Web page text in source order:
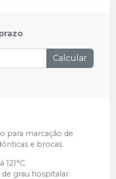
Calcular
para marcação de
e brocas.
grau hospitalar.